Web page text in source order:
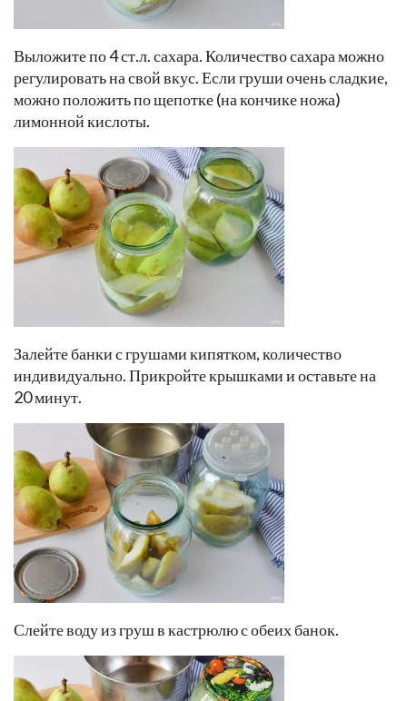
Выложите по 4 ст.л. сахара. Количество сахара можно
регулировать на свой вкус. Если груши очень сладкие,
можно положить по щепотке (на кончике ножа)
лимонной кислоты.
Залейте банки с грушами кипятком, количество
индивидуально. Прикройте крышками и оставьте на
20 минут.
Слейте воду из груш в кастрюлю с обеих банок.